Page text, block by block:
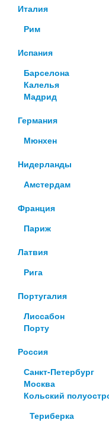
Италия
Рим
Испания
Барселона
Калелья
Мадрид
Германия
Мюнхен
Нидерланды
Амстердам
Франция
Париж
Латвия
Рига
Португалия
Лиссабон
Порту
Россия
Санкт-Петербург
Москва
Кольский
Териберка